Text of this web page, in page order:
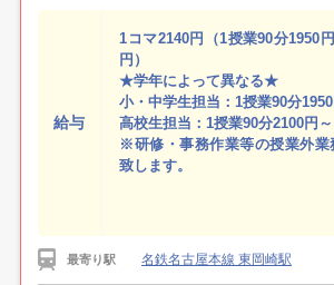
給与
1コマ2140円（1授業90分1950
円）
★学年によって異なる★
小・中学生担当：1授業90分
高校生担当：1授業90分2100円～
※研修・事務作業等の授業外業
致します。
最寄り駅 名鉄名古屋本線 東岡崎駅